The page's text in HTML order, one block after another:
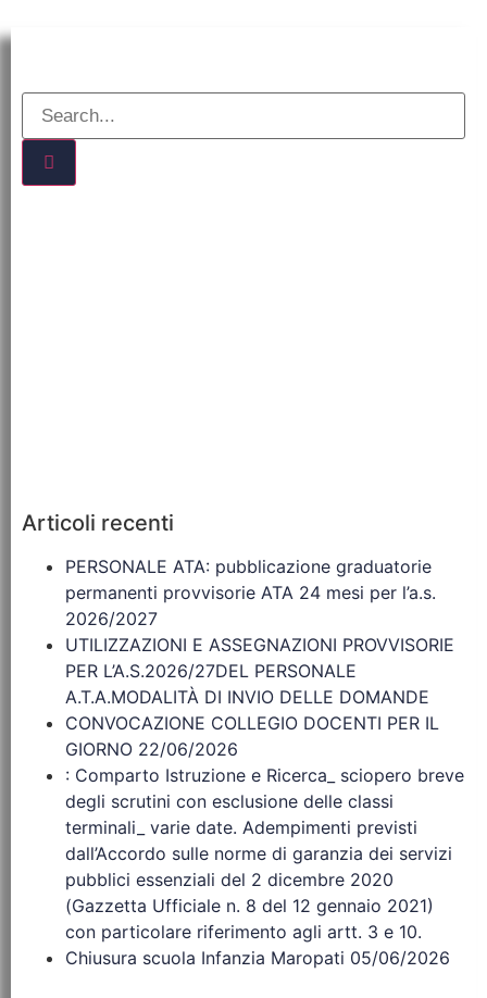
Articoli recenti
PERSONALE ATA: pubblicazione graduatorie
permanenti provvisorie ATA 24 mesi per l’a.s.
2026/2027
UTILIZZAZIONI E ASSEGNAZIONI PROVVISORIE
PER L’A.S.2026/27DEL PERSONALE
A.T.A.MODALITÀ DI INVIO DELLE DOMANDE
CONVOCAZIONE COLLEGIO DOCENTI PER IL
GIORNO 22/06/2026
: Comparto Istruzione e Ricerca_ sciopero breve
degli scrutini con esclusione delle classi
terminali_ varie date. Adempimenti previsti
dall’Accordo sulle norme di garanzia dei servizi
pubblici essenziali del 2 dicembre 2020
(Gazzetta Ufficiale n. 8 del 12 gennaio 2021)
con particolare riferimento agli artt. 3 e 10.
Chiusura scuola Infanzia Maropati 05/06/2026